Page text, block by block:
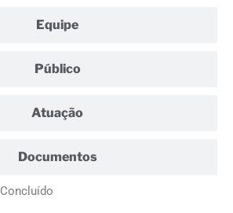
Equipe
Público
Atuação
Documentos
Concluído